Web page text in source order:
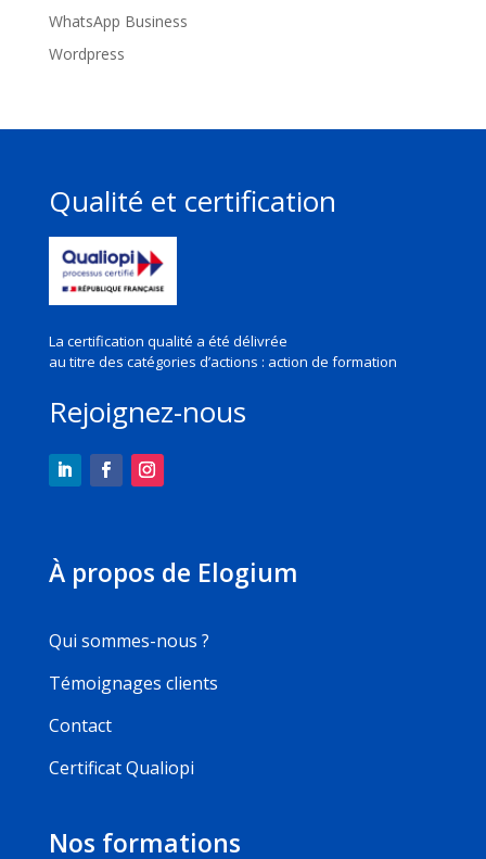
WhatsApp Business
Wordpress
Qualité et certification
La certification qualité a été délivrée
au titre des catégories d’actions : action de formation
Rejoignez-nous
À propos de Elogium
Qui sommes-nous ?
Témoignages clients
Contact
Certificat Qualiopi
Nos formations